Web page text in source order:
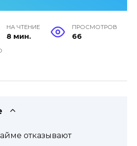
НА ЧТЕНИЕ
8 мин.
ПРОСМОТРОВ
66
отказывают